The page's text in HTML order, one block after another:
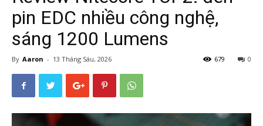
pin EDC nhiều công nghệ,
sáng 1200 Lumens
By Aaron - 13 Tháng Sáu, 2026 0
679